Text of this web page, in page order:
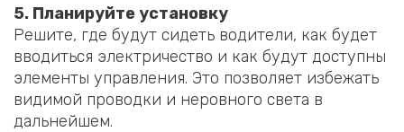
5. Планируйте установку
Решите, где будут сидеть водители, как будет
вводиться электричество и как будут доступны
элементы управления. Это позволяет избежать
видимой проводки и неровного света в
дальнейшем.